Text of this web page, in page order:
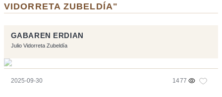
VIDORRETA ZUBELDÍA"
GABAREN ERDIAN
Julio Vidorreta Zubeldía
2025-09-30 1477